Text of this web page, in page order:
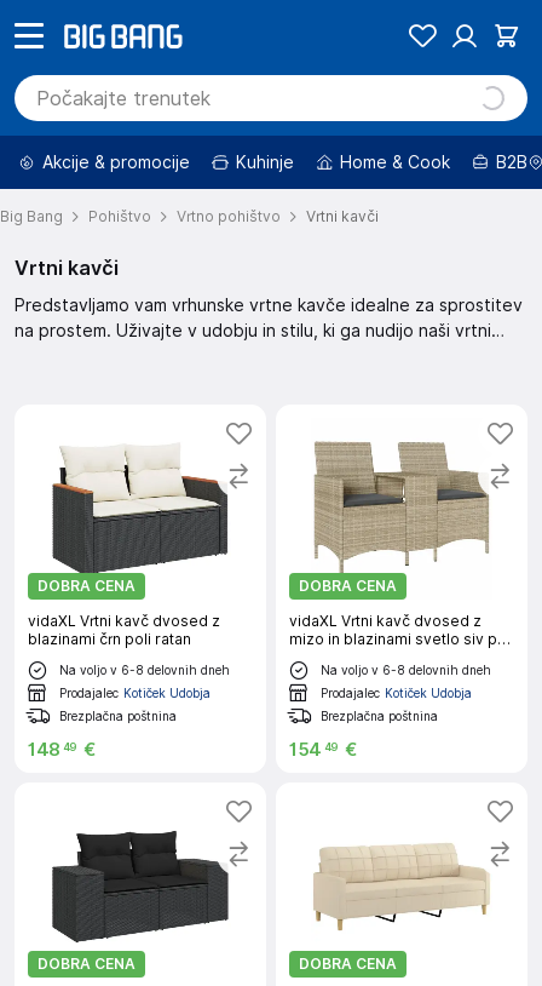
Akcije & promocije Kuhinje Home & Cook B2B
Big Bang Pohištvo Vrtno pohištvo Vrtni kavči
Vrtni kavči
Predstavljamo vam vrhunske vrtne kavče idealne za sprostitev
na prostem. Uživajte v udobju in stilu, ki ga nudijo naši vrtni
DOBRA CENA
vidaXL Vrtni kavč dvosed z
blazinami črn poli ratan
Na voljo v 6-8 delovnih dneh
Prodajalec Kotiček Udobja
Brezplačna poštnina
148 49 €
DOBRA CENA
vidaXL Vrtni kavč dvosed z
mizo in blazinami svetlo siv poli
ratan
Na voljo v 6-8 delovnih dneh
Prodajalec Kotiček Udobja
Brezplačna poštnina
154 49 €
DOBRA CENA
DOBRA CENA